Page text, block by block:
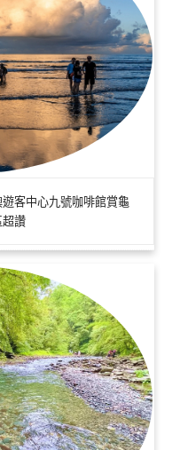
客中心九號咖啡館賞龜
讚